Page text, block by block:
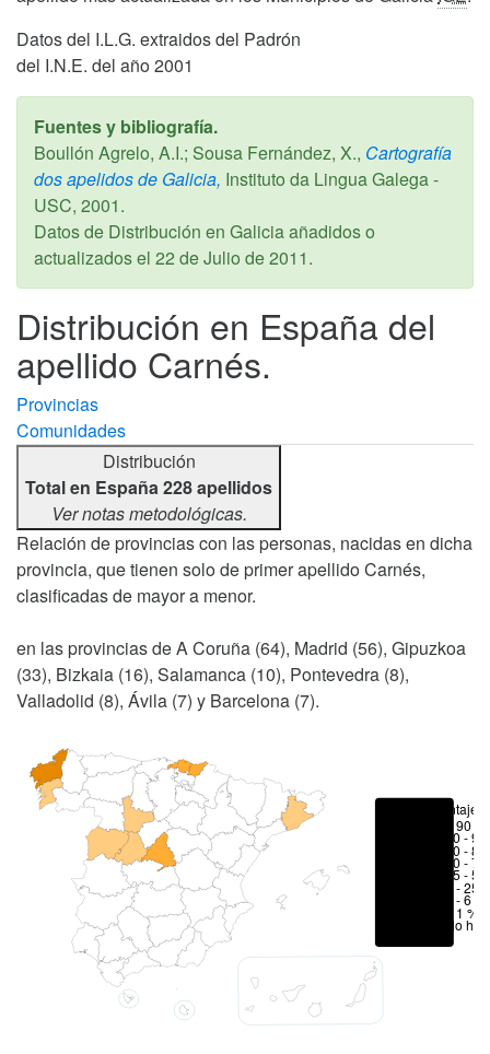
Datos del I.L.G. extraidos del Padrón
del I.N.E. del año 2001
Fuentes y bibliografía.
Boullón Agrelo, A.I.; Sousa Fernández, X., Cartografía
dos apelidos de Galicia, Instituto da Lingua Galega -
USC, 2001.
Datos de Distribución en Galicia añadidos o
actualizados el 22 de Julio de 2011.
Distribución en España del
apellido Carnés.
Provincias
Comunidades
Distribución
Total en España 228 apellidos
Ver notas metodológicas.
Relación de provincias con las personas, nacidas en dicha
provincia, que tienen solo de primer apellido Carnés,
clasificadas de mayor a menor.
en las provincias de A Coruña (64), Madrid (56), Gipuzkoa
(33), Bizkaia (16), Salamanca (10), Pontevedra (8),
Valladolid (8), Ávila (7) y Barcelona (7).
Porcentajes
> 90 %
80 -
70 -
50 -
25 -
6 - 25
1 - 6 %
< 1 %
No hay